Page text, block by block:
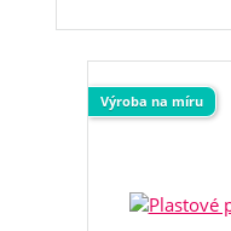
Výroba na míru